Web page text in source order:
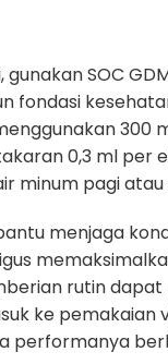
gunakan SOC
fondasi
300
0,3 ml per
minum pagi atau
menjaga
rutin
ke pemakaian
performanya